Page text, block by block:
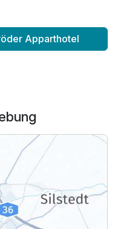
Apparthotel